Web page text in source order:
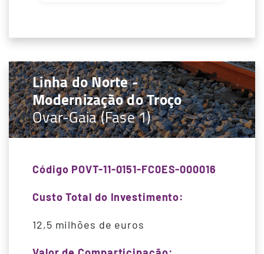
Linha do Norte -
Modernização do Troço
Ovar-Gaia (Fase 1)
Código POVT-11-0151-FC0ES-000016
Custo Total do Investimento:
12,5 milhões de euros